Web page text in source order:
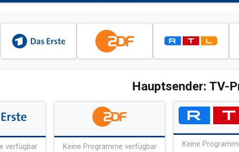
Hauptsender: TV-
verfügbar Keine Programme verfügbar Keine